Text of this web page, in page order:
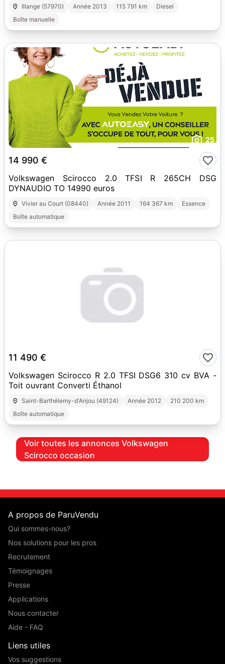
Illange (57970) Année 2013 115 791 km
Diesel
Boîte manuelle
25
14 990 €
Volkswagen Scirocco 2.0 TFSI R 265CH DSG
DYNAUDIO TO 14990 euros
Vivier au Court (08440) Année 2011 164 367 km
Essence
Boîte automatique
11 490 €
Volkswagen Scirocco R 2.0 TFSI DSG6 310 cv BVA -
Toit ouvrant Converti Éthanol
Saint-Barthélemy-d'Anjou (49124) Année 2012
210 200 km
Boîte automatique
Voir toutes les annonces Volkswagen
Scirocco occasion
A propos de ParuVendu
Qui sommes-nous?
Nos solutions pour les pros
Recrutement
Témoignages
Presse
Applications
Nous contacter
Aide - FAQ
Liens utiles
Vos suggestions